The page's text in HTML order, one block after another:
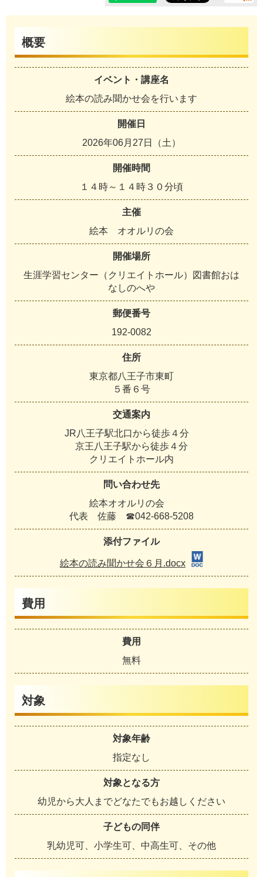
概要
イベント・講座名
絵本の読み聞かせ会を行います
開催日
2026年06月27日（土）
開催時間
１４時～１４時３０分頃
主催
絵本 オオルリの会
開催場所
生涯学習センター（クリエイトホール）図書館おは
なしのへや
郵便番号
192-0082
住所
東京都八王子市東町
５番６号
交通案内
JR八王子駅北口から徒歩４分
京王八王子駅から徒歩４分
クリエイトホール内
問い合わせ先
絵本オオルリの会
代表 佐藤 ☎042-668-5208
添付ファイル
絵本の読み聞かせ会６月.docx
費用
費用
無料
対象
対象年齢
指定なし
対象となる方
幼児から大人までどなたでもお越しください
子どもの同伴
乳幼児可、小学生可、中高生可、その他